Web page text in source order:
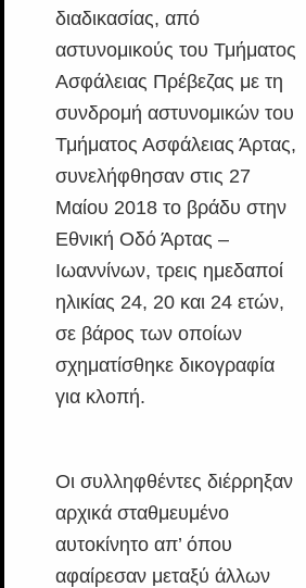
διαδικασίας, από
αστυνομικούς του Τμήματος
Ασφάλειας Πρέβεζας με τη
συνδρομή αστυνομικών του
Τμήματος Ασφάλειας Άρτας,
συνελήφθησαν στις 27
Μαίου 2018 το βράδυ στην
Εθνική Οδό Άρτας –
Ιωαννίνων, τρεις ημεδαποί
ηλικίας 24, 20 και 24 ετών,
σε βάρος των οποίων
σχηματίσθηκε δικογραφία
για κλοπή.
Οι συλληφθέντες διέρρηξαν
αρχικά σταθμευμένο
αυτοκίνητο απ’ όπου
αφαίρεσαν μεταξύ άλλων